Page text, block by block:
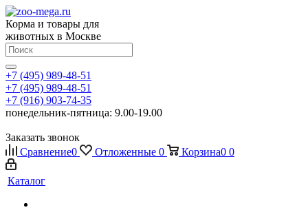
Корма и товары для
животных в Москве
+7 (495) 989-48-51
+7 (495) 989-48-51
+7 (916) 903-74-35
понедельник-пятница: 9.00-19.00
Заказать звонок
Сравнение0 Отложенные 0 Корзина0 0
Каталог